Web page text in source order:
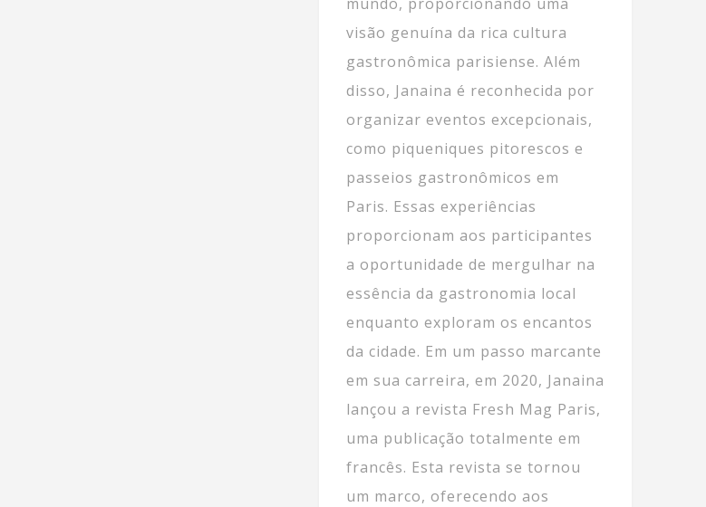
visão genuína da rica cultura
gastronômica parisiense. Além
disso, Janaina é reconhecida por
organizar eventos excepcionais,
como piqueniques pitorescos e
passeios gastronômicos em
Paris. Essas experiências
proporcionam aos participantes
a oportunidade de mergulhar na
essência da gastronomia local
enquanto exploram os encantos
da cidade. Em um passo marcante
em sua carreira, em 2020, Janaina
lançou a revista Fresh Mag Paris,
uma publicação totalmente em
francês. Esta revista se tornou
um marco, oferecendo aos